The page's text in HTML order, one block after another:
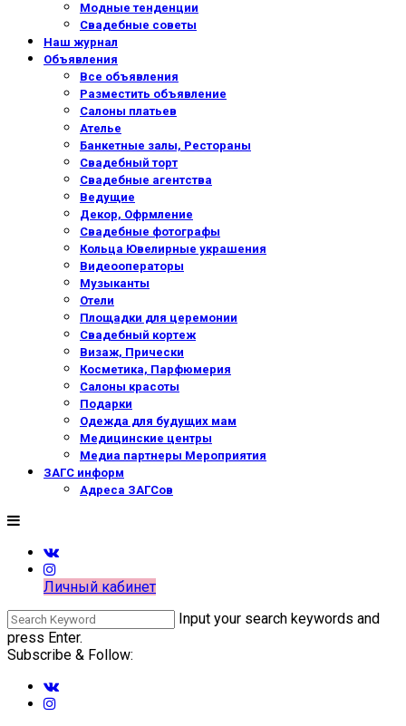
Модные тенденции
Свадебные советы
Наш журнал
Объявления
Все объявления
Разместить объявление
Салоны платьев
Ателье
Банкетные залы, Рестораны
Свадебный торт
Свадебные агентства
Ведущие
Декор, Офрмление
Свадебные фотографы
Кольца Ювелирные украшения
Видеооператоры
Музыканты
Отели
Площадки для церемонии
Свадебный кортеж
Визаж, Прически
Косметика, Парфюмерия
Салоны красоты
Подарки
Одежда для будущих мам
Медицинские центры
Медиа партнеры Мероприятия
ЗАГС информ
Адреса ЗАГСов
Личный кабинет
Input your search keywords and
press Enter.
Subscribe & Follow: